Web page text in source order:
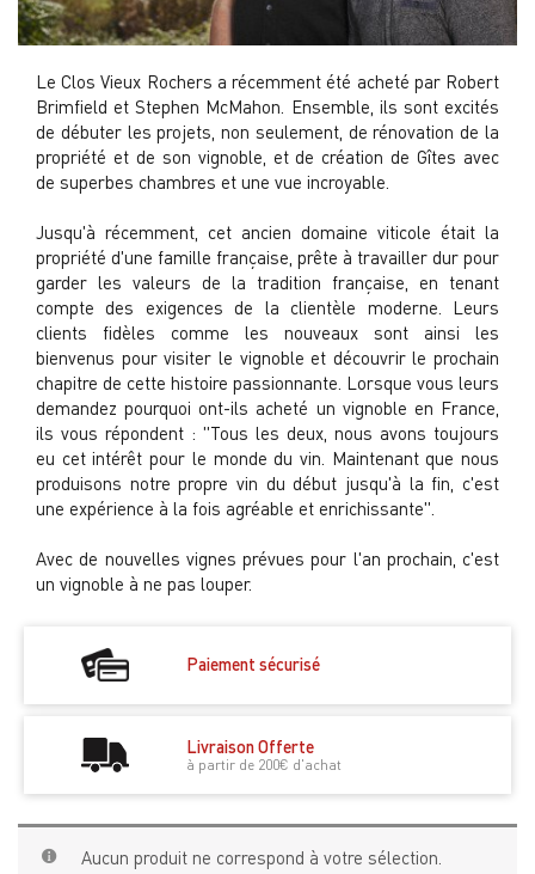
Le Clos Vieux Rochers a récemment été acheté par Robert
Brimfield et Stephen McMahon. Ensemble, ils sont excités
de débuter les projets, non seulement, de rénovation de la
propriété et de son vignoble, et de création de Gîtes avec
de superbes chambres et une vue incroyable.
Jusqu'à récemment, cet ancien domaine viticole était la
propriété d'une famille française, prête à travailler dur pour
garder les valeurs de la tradition française, en tenant
compte des exigences de la clientèle moderne. Leurs
clients fidèles comme les nouveaux sont ainsi les
bienvenus pour visiter le vignoble et découvrir le prochain
chapitre de cette histoire passionnante. Lorsque vous leurs
demandez pourquoi ont-ils acheté un vignoble en France,
ils vous répondent : "Tous les deux, nous avons toujours
eu cet intérêt pour le monde du vin. Maintenant que nous
produisons notre propre vin du début jusqu'à la fin, c'est
une expérience à la fois agréable et enrichissante".
Avec de nouvelles vignes prévues pour l'an prochain, c'est
un vignoble à ne pas louper.
Paiement sécurisé
Livraison Offerte
à partir de 200€ d'achat
Aucun produit ne correspond à votre sélection.